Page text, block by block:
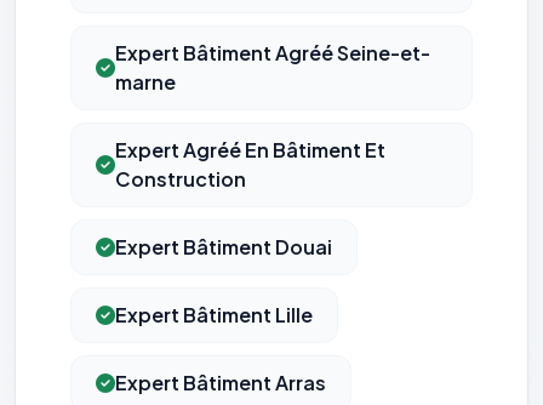
Expert Bâtiment Agréé Seine-et-
marne
Expert Agréé En Bâtiment Et
Construction
Expert Bâtiment Douai
Expert Bâtiment Lille
Expert Bâtiment Arras